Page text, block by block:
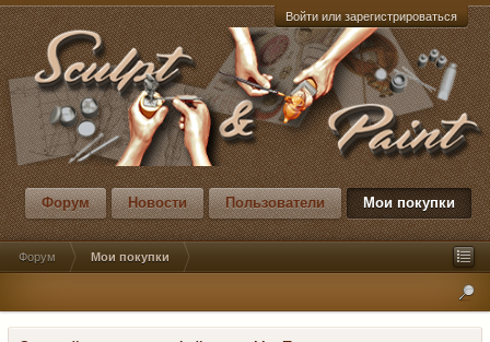
Войти или зарегистрироваться
Форум Новости Пользователи Мои покупки
Форум Мои покупки